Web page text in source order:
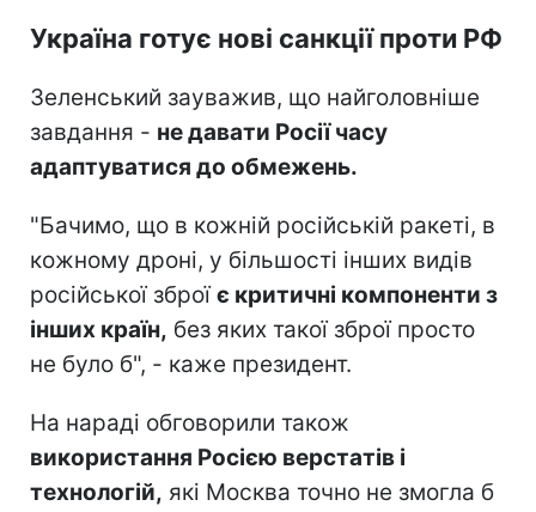
Україна готує нові санкції проти РФ
Зеленський зауважив, що найголовніше
завдання - не давати Росії часу
адаптуватися до обмежень.
"Бачимо, що в кожній російській ракеті, в
кожному дроні, у більшості інших видів
російської зброїє критичні компоненти з
інших країн, без яких такої зброї просто
не було б", - каже президент.
На нараді обговорили також
використання Росією верстатів і
технологій, які Москва точно не змогла б